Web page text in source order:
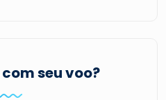
seu voo?